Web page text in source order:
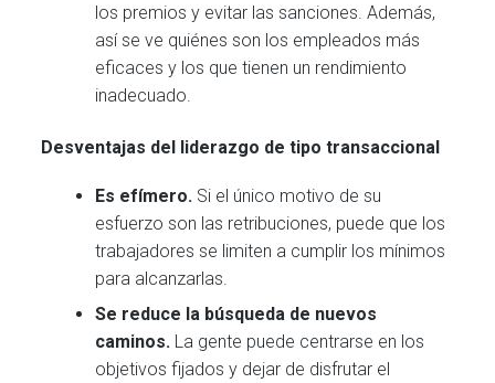
los premios y evitar las sanciones. Además,
así se ve quiénes son los empleados más
eficaces y los que tienen un rendimiento
inadecuado.
Desventajas del liderazgo de tipo transaccional
Es efímero. Si el único motivo de su
esfuerzo son las retribuciones, puede que los
trabajadores se limiten a cumplir los mínimos
para alcanzarlas.
Se reduce la búsqueda de nuevos
caminos. La gente puede centrarse en los
objetivos fijados y dejar de disfrutar el